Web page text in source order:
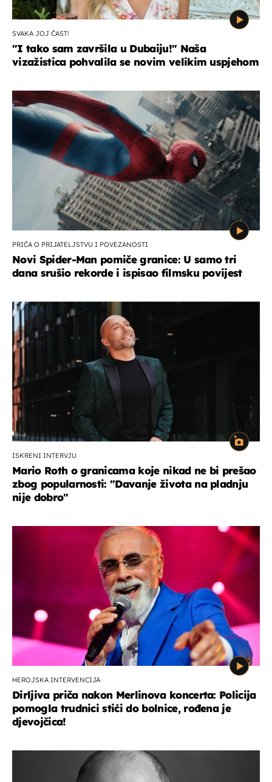
SVAKA JOJ ČAST!
"I tako sam završila u Dubaiju!" Naša
vizažistica pohvalila se novim velikim uspjehom
PRIČA O PRIJATELJSTVU I POVEZANOSTI
Novi Spider-Man pomiče granice: U samo tri
dana srušio rekorde i ispisao filmsku povijest
ISKRENI INTERVJU
Mario Roth o granicama koje nikad ne bi prešao
zbog popularnosti: "Davanje života na pladnju
nije dobro"
HEROJSKA INTERVENCIJA
Dirljiva priča nakon Merlinova koncerta: Policija
pomogla trudnici stići do bolnice, rođena je
djevojčica!